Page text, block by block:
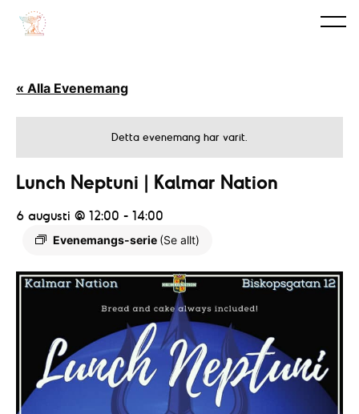
« Alla Evenemang
Detta evenemang har varit.
Lunch Neptuni | Kalmar Nation
6 augusti @ 12:00 - 14:00
Evenemangs-serie (Se allt)